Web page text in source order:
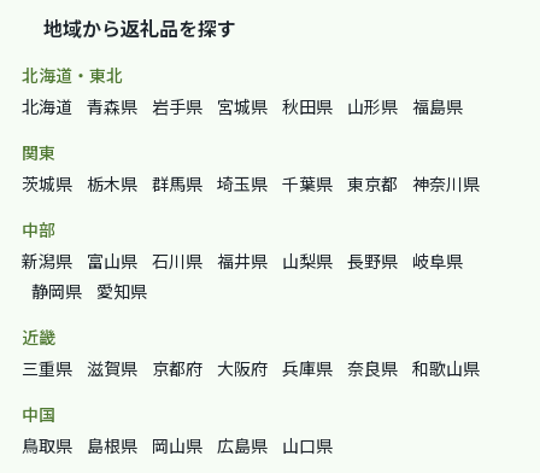
地域から返礼品を探す
北海道・東北
北海道
青森県 岩手県 宮城県 秋田県 山形県
福島県
関東
茨城県
栃木県 群馬県 埼玉県 千葉県 東京都
神奈川県
中部
新潟県
富山県 石川県 福井県 山梨県 長野県
岐阜県
静岡県
愛知県
近畿
三重県
滋賀県 京都府 大阪府 兵庫県 奈良県
和歌山県
中国
鳥取県
島根県 岡山県 広島県 山口県